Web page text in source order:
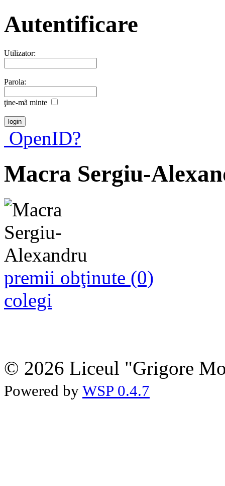
Autentificare
Utilizator:
Parola:
ţine-mã minte
OpenID?
Macra Sergiu-
premii obţinute (0)
colegi
© 2026 Liceul "Grigore
Powered by WSP 0.4.7